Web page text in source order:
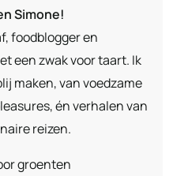
Simone!
foodblogger en
een zwak voor taart. Ik
maken, van voedzame
én verhalen van
reizen.
groenten